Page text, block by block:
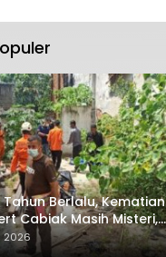
Tahun Berlalu, Kematian
Cabiak Masih Misteri,
Irwan : Jadi Atensi Kita
2026